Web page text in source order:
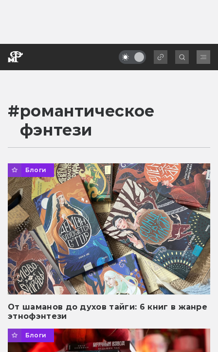
#романтическое
фэнтези
Блоги
От шаманов до духов тайги: 6 книг в жанре
этнофэнтези
Блоги